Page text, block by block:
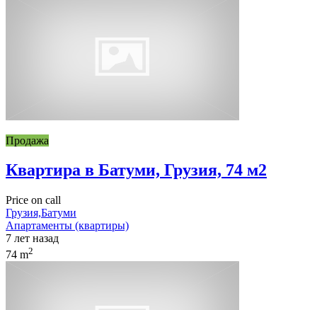
Продажа
Квартира в Батуми, Грузия, 74 м2
Price on call
Грузия,Батуми
Апартаменты (квартиры)
7 лет назад
74 m2